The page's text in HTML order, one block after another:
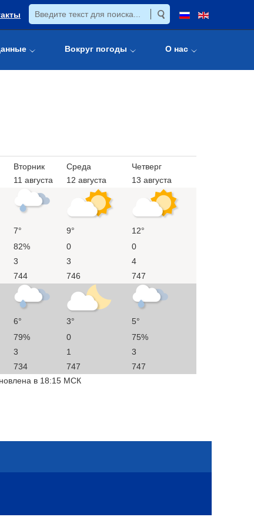
Вокруг погоды О нас
Вторник
11 августа
Среда
12 августа
Четверг
13 августа
7° 9°
12°
82% 0
0
3 3
4
744 746 747
6° 3°
5°
79% 0
75%
3 1
3
734 747
747
в 18:15 МСК